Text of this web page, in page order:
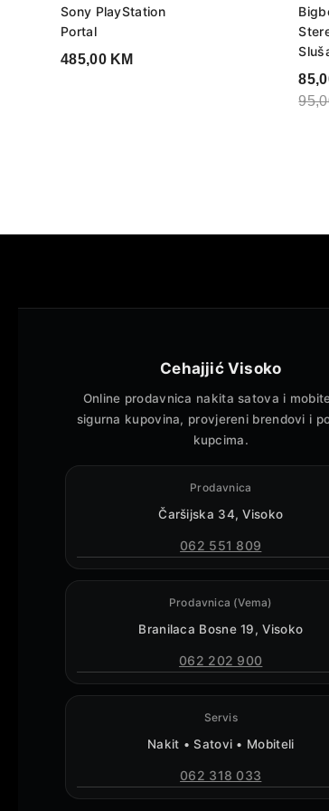
Sony PlayStation
Portal
485,00 KM
Cehajjić Visoko
Online prodavnica nakita satova i
sigurna kupovina, provjereni brendovi i
kupcima.
Prodavnica
Čaršijska 34, Visoko
062 551 809
Prodavnica (Vema)
Branilaca Bosne 19, Visoko
062 202 900
Servis
Nakit • Satovi • Mobiteli
062 318 033